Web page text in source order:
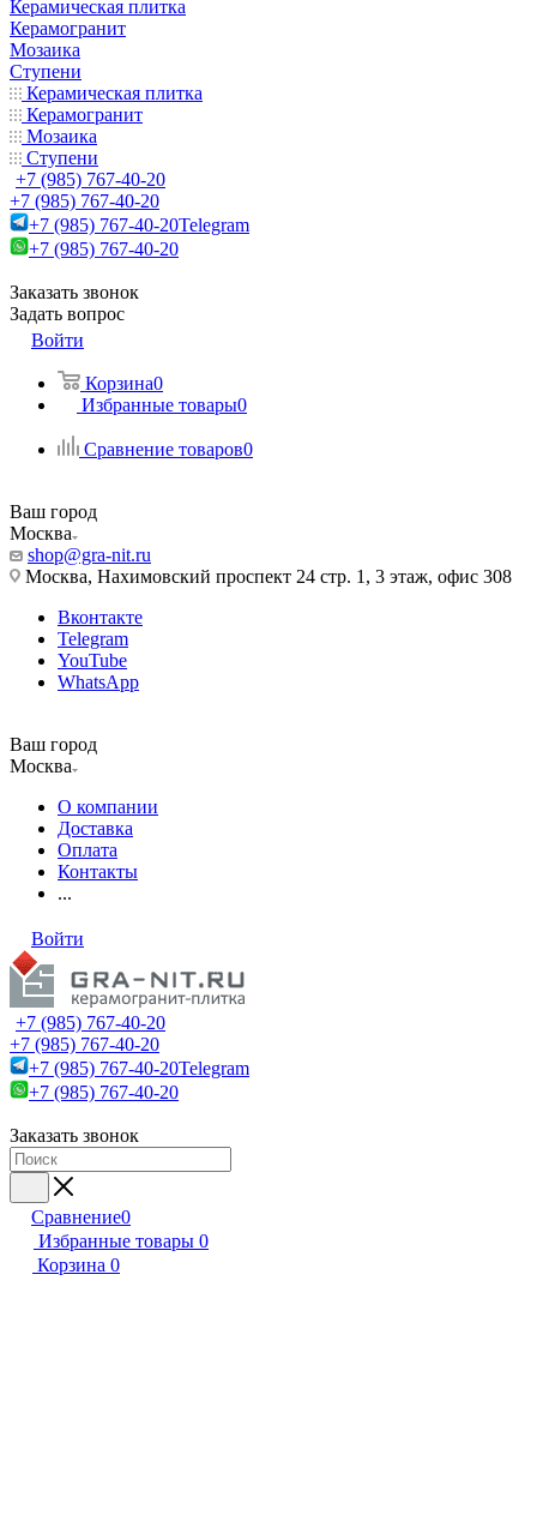
Керамическая плитка
Керамогранит
Мозаика
Ступени
Керамическая плитка
Керамогранит
Мозаика
Ступени
+7 (985) 767-40-20
+7 (985) 767-40-20
+7 (985) 767-40-20Telegram
+7 (985) 767-40-20
Заказать звонок
Задать вопрос
Войти
Корзина0
Избранные товары0
Сравнение товаров0
Ваш город
Москва
shop@gra-nit.ru
Москва, Нахимовский проспект 24 стр. 1, 3 этаж, офис 308
Вконтакте
Telegram
YouTube
WhatsApp
Ваш город
Москва
О компании
Доставка
Оплата
Контакты
...
Войти
+7 (985) 767-40-20
+7 (985) 767-40-20
+7 (985) 767-40-20Telegram
+7 (985) 767-40-20
Заказать звонок
Сравнение0
Избранные товары 0
Корзина 0